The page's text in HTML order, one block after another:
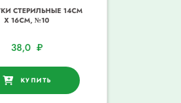
СТЕРИЛЬНЫЕ 14СМ
Х 16СМ, №10
38,0 ₽
КУПИТЬ